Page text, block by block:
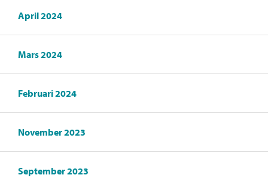
April 2024
Mars 2024
Februari 2024
November 2023
September 2023